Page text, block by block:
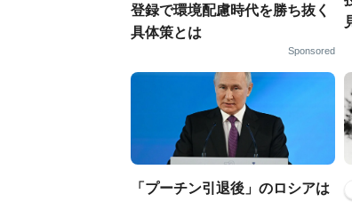
登録で環境配慮時代を勝ち抜く
具体策とは
Sponsored
「プーチン引退後」のロシアは